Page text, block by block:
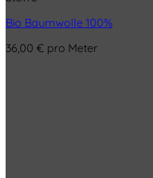
Bio Baumwolle 100%
36,00 € pro Meter